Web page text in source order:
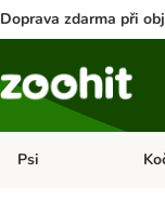
Doprava zdarma při
Psi